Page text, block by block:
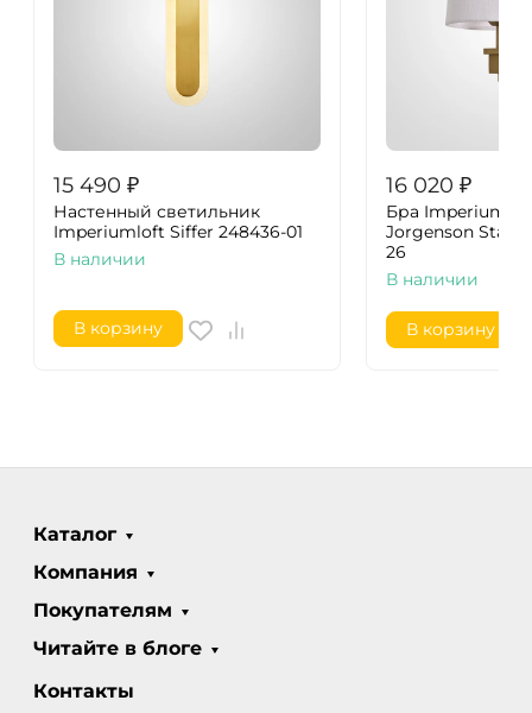
15 490 ₽
Настенный светильник
Imperiumloft Siffer 248436-01
В наличии
В корзину
16 020 ₽
Бра
Jorgenson
26
В наличии
В корзину
Каталог
Компания
Покупателям
Читайте в блоге
Контакты